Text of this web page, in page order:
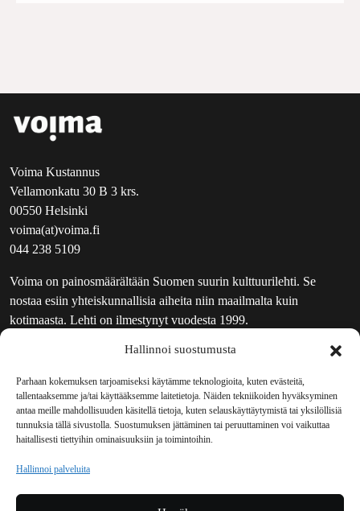
Hallinnoi suostumusta
Parhaan kokemuksen tarjoamiseksi käytämme teknologioita, kuten evästeitä,
tallentaaksemme ja/tai käyttääksemme laitetietoja. Näiden tekniikoiden hyväksyminen
antaa meille mahdollisuuden käsitellä tietoja, kuten selauskäyttäytymistä tai yksilöllisiä
tunnuksia tällä sivustolla. Suostumuksen jättäminen tai peruuttaminen voi vaikuttaa
haitallisesti tiettyihin ominaisuuksiin ja toimintoihin.
Hallinnoi palveluita
Voima Kustannus
Vellamonkatu 30 B 3 krs.
00550 Helsinki
voima(at)voima.fi
044 238 5109
Voima on painosmäärältään Suomen suurin kulttuurilehti. Se
nostaa esiin yhteiskunnallisia aiheita niin maailmalta kuin
kotimaasta. Lehti on ilmestynyt vuodesta 1999.
UUTISKIRJE
MAINOSTAJILLE
VASTAMAINOKSET
JAKELUPAIKAT
REKISTERISELOSTE